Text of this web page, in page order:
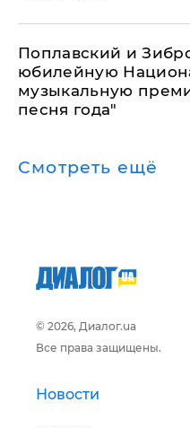
Поплавский и
юбилейную
музыкальную
песня года"
Смотреть ещё
© 2026, Диалог.ua
Все права защищены.
Новости